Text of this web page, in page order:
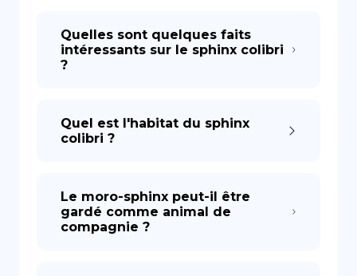
Quelles sont quelques faits
intéressants sur le sphinx colibri
?
Quel est l'habitat du sphinx
colibri ?
Le moro-sphinx peut-il être
gardé comme animal de
compagnie ?